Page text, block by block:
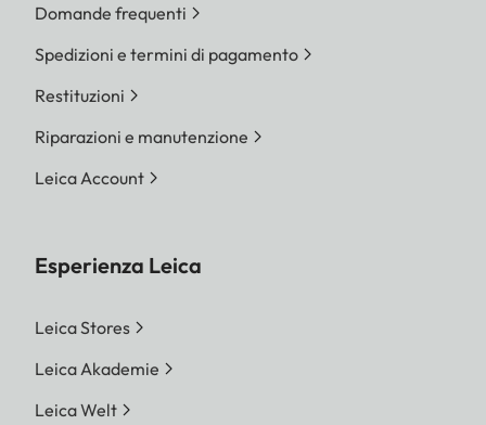
Domande frequenti
Spedizioni e termini di pagamento
Restituzioni
Riparazioni e manutenzione
Leica Account
Esperienza Leica
Leica Stores
Leica Akademie
Leica Welt